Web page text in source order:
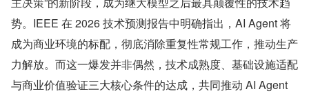
势。IEEE 在 2026 技术预测报告中明确指出，AI Agent 将
成为商业环境的标配，彻底消除重复性常规工作，推动生产
力解放。而这一爆发并非偶然，技术成熟度、基础设施适配
与商业价值验证三大核心条件的达成，共同推动 AI Agent